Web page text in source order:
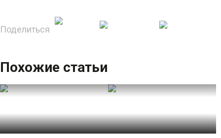
Поделиться
Похожие статьи